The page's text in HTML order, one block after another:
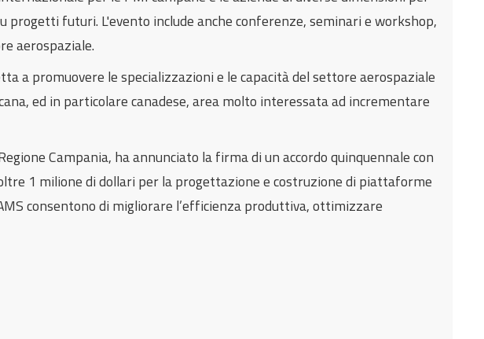
progetti futuri. L'evento include anche conferenze, seminari e workshop,
aerospaziale.
a promuovere le specializzazioni e le capacità del settore aerospaziale
ed in particolare canadese, area molto interessata ad incrementare
Campania, ha annunciato la firma di un accordo quinquennale con
1 milione di dollari per la progettazione e costruzione di piattaforme
consentono di migliorare l’efficienza produttiva, ottimizzare